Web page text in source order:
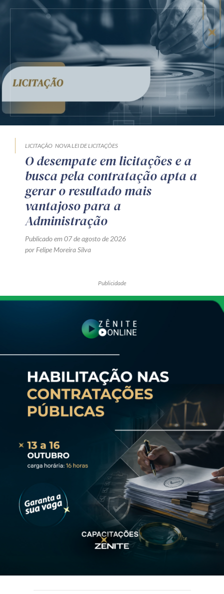
LICITAÇÃO NOVA LEI DE LICITAÇÕES
O desempate em licitações e a
busca pela contratação apta a
gerar o resultado mais
vantajoso para a
Administração
Publicado em 07 de agosto de 2026
por Felipe Moreira Silva
Publicidade